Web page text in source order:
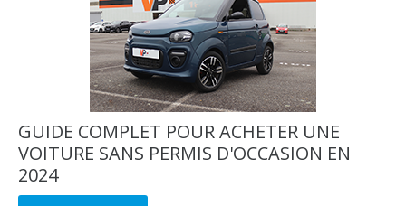
GUIDE COMPLET POUR ACHETER UNE
VOITURE SANS PERMIS D'OCCASION EN
2024